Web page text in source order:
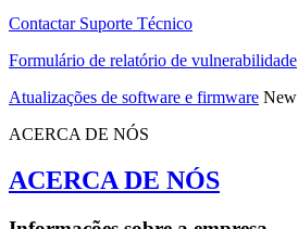
Contactar Suporte Técnico
Formulário de relatório de vulnerabilidade
Atualizações de software e firmware New
ACERCA DE NÓS
ACERCA DE NÓS